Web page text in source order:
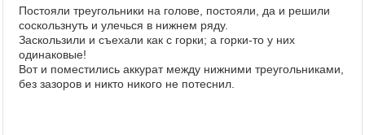
Постояли треугольники на голове, постояли, да и решили
соскользнуть и улечься в нижнем ряду.
Заскользили и съехали как с горки; а горки-то у них
одинаковые!
Вот и поместились аккурат между нижними треугольниками,
без зазоров и никто никого не потеснил.